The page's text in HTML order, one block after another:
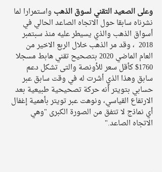
وعلى الصعيد التقني لسوق الذهب واستمرارا لما
نشرناه سابقا حول الاتجاه الصاعد الحالي في
أسواق الذهب والذي يسيطر عليه منذ سبتمبر
2018  ، وقد مر الذهب خلال الربع الاخير من
العام الماضي 2020 بتصحيح تقني هابط مسجلا
1760$ كأقل سعر للأونصة والتى تشكل دعم
سابق وهذا الذي أشرت له في وقت سابق عبر
حسابي بتويتر أنه حركة تصحيحية طبيعية بعد
الارتفاع القياسي، ونوهت عبر تويتر بأهمية إغفال
أي نماذج لا تتفق من الصورة الكبرى "وهي
الاتجاه الصاعد."